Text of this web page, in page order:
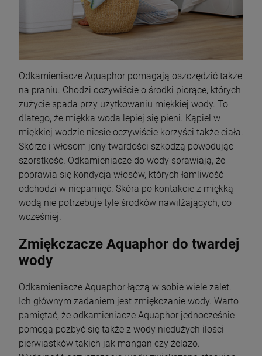
Odkamieniacze Aquaphor pomagają oszczędzić także
na praniu. Chodzi oczywiście o środki piorące, których
zużycie spada przy użytkowaniu miękkiej wody. To
dlatego, że miękka woda lepiej się pieni. Kąpiel w
miękkiej wodzie niesie oczywiście korzyści także ciała.
Skórze i włosom jony twardości szkodzą powodując
szorstkość. Odkamieniacze do wody sprawiają, że
poprawia się kondycja włosów, których łamliwość
odchodzi w niepamięć. Skóra po kontakcie z miękką
wodą nie potrzebuje tyle środków nawilżających, co
wcześniej.
Zmiękczacze Aquaphor do twardej
wody
Odkamieniacze Aquaphor łączą w sobie wiele zalet.
Ich głównym zadaniem jest zmiękczanie wody. Warto
pamiętać, że odkamieniacze Aquaphor jednocześnie
pomogą pozbyć się także z wody niedużych ilości
pierwiastków takich jak mangan czy żelazo.